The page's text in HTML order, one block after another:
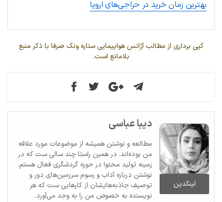
بهترین زمان خرید در حراجی‌های اروپا
کپی برداری از مطالب آژانس هواپیمایی ستاره ونک صرفا با ذکر منبع
بلامانع است.
لینکدین
دیبا عباسی
مطالعه و نوشتن همیشه از موضوعات مورد علاقه
من بوده‌اند. در همین راستا چند سالی ست که در
زمینه تولید محتوا در حوزه گردشگری فعال هستم.
نوشتن درباره آداب و رسوم سرزمین‌های دور و
توصیف جاذبه‌هایشان از کارهایی ست که هر
نویسنده به خصوص من را به وجد می‌آورد.